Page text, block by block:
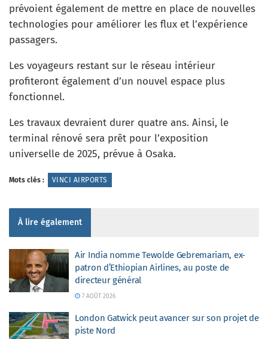
prévoient également de mettre en place de nouvelles
technologies pour améliorer les flux et l’expérience
passagers.
Les voyageurs restant sur le réseau intérieur
profiteront également d’un nouvel espace plus
fonctionnel.
Les travaux devraient durer quatre ans. Ainsi, le
terminal rénové sera prêt pour l’exposition
universelle de 2025, prévue à Osaka.
Mots clés : VINCI AIRPORTS
À lire également
Air India nomme Tewolde Gebremariam, ex-
patron d’Ethiopian Airlines, au poste de
directeur général
7 AOÛT 2026
London Gatwick peut avancer sur son projet de
piste Nord